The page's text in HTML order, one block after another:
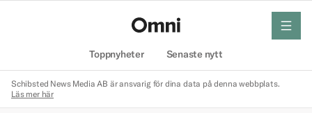
Toppnyheter Senaste nytt
meny
Schibsted News Media AB är ansvarig för dina data på denna webbplats.
Läs mer här